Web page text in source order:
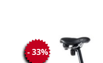
- 33%